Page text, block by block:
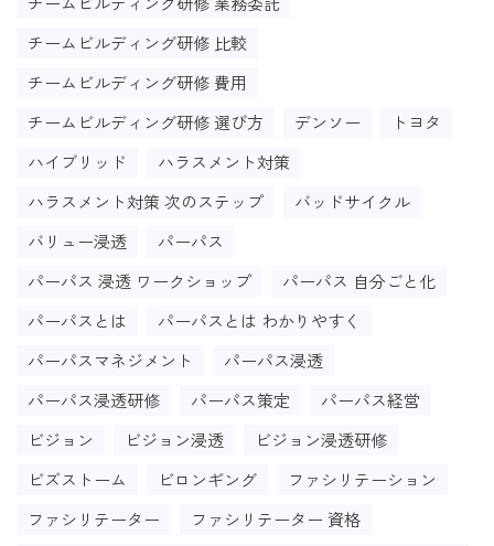
チームビルディング研修 比較
チームビルディング研修 費用
チームビルディング研修 選び方
デンソー
トヨタ
ハイブリッド
ハラスメント対策
ハラスメント対策 次のステップ
バッドサイクル
バリュー浸透
パーパス
パーパス 浸透 ワークショップ
パーパス 自分ごと化
パーパスとは
パーパスとは わかりやすく
パーパスマネジメント
パーパス浸透
パーパス浸透研修
パーパス策定
パーパス経営
ビジョン
ビジョン浸透
ビジョン浸透研修
ビズストーム
ビロンギング
ファシリテーション
ファシリテーター
ファシリテーター 資格